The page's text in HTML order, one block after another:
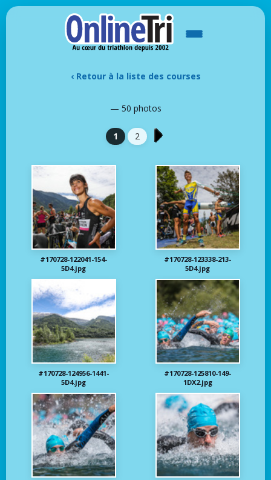
‹ Retour à la liste des courses
— 50 photos
1 2
#170728-122041-154-
5D4.jpg
#170728-123338-213-
5D4.jpg
#170728-124956-1441-
5D4.jpg
#170728-125810-149-
1DX2.jpg